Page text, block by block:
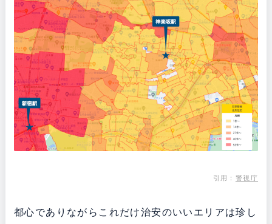
引用： 警視庁
都心でありながらこれだけ治安のいいエリアは珍し